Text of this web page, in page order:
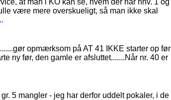
at man i KO kan se, hvem der har hhv. 1 og
være mere overskueligt, så man ikke skal
opmærksom på AT 41 IKKE starter op før
ny før, den gamle er afsluttet.......Når nr. 40 er
5 mangler - jeg har derfor uddelt pokaler, i de